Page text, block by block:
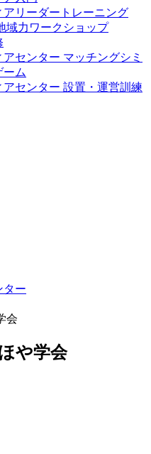
アリーダートレーニング
域力ワークショップ
センター マッチングシミ
ーム
センター 設置・運営訓練
ター
会
や学会